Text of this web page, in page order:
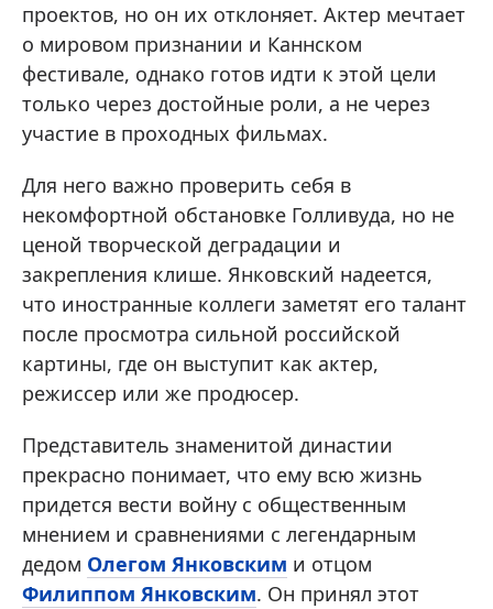
проектов, но он их отклоняет. Актер мечтает
о мировом признании и Каннском
фестивале, однако готов идти к этой цели
только через достойные роли, а не через
участие в проходных фильмах.
Для него важно проверить себя в
некомфортной обстановке Голливуда, но не
ценой творческой деградации и
закрепления клише. Янковский надеется,
что иностранные коллеги заметят его талант
после просмотра сильной российской
картины, где он выступит как актер,
режиссер или же продюсер.
Представитель знаменитой династии
прекрасно понимает, что ему всю жизнь
придется вести войну с общественным
мнением и сравнениями с легендарным
дедом Олегом Янковским и отцом
Филиппом Янковским. Он принял этот